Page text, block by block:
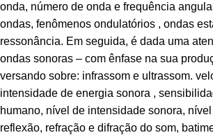
onda, número de onda e frequência
ondas, fenômenos ondulatórios , ondas
ressonância. Em seguida, é dada uma
ondas sonoras – com ênfase na sua
versando sobre: infrassom e ultrassom.
intensidade de energia sonora ,
humano, nível de intensidade sonora,
reflexão, refração e difração do som,